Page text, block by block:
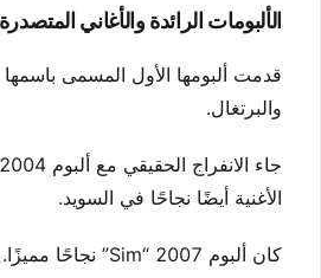
الألبومات الرائدة والأغاني
والبرتغال.
الأغنية أيضًا نجاحًا في السويد.
كان ألبوم 2007 “Sim” نجاحًا مميزًا. أنتج عددين من الأغاني المتصدرة. فاز هذا الألبوم بجائزة غرامي اللاتينية لأفضل ألبوم بوب برازيلي معاصر.